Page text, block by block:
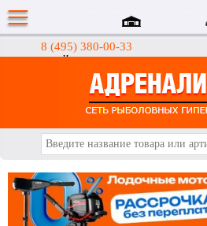
8 (495) 380-00-33
Интернет-магазин